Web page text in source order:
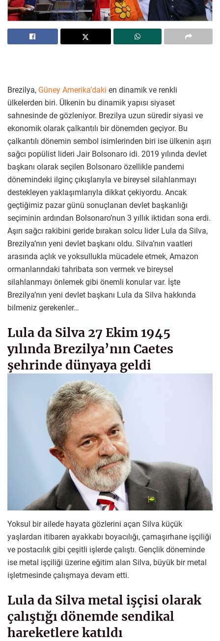
Brezilya, Güney Amerika’daki en dinamik ve renkli
ülkelerden biri. Ülkenin bu dinamik yapısı siyaset
sahnesinde de gözleniyor. Brezilya uzun süredir siyasi ve
ekonomik olarak çalkantılı bir dönemden geçiyor. Bu
çalkantılı dönemin sembol isimlerinden biri ise ülkenin aşırı
sağcı popülist lideri Jair Bolsonaro idi. 2019 yılında devlet
başkanı olarak seçilen Bolsonaro özellikle pandemi
dönemindeki ilginç çıkışlarıyla ve bireysel silahlanmayı
destekleyen yaklaşımlarıyla dikkat çekiyordu. Ancak
geçtiğimiz pazar günü sonuçlanan devlet başkanlığı
seçiminin ardından Bolsonaro’nun 3 yıllık iktidarı sona erdi.
Aşırı sağcı rakibini geride bırakan solcu lider Lula da Silva,
Brezilya’nın yeni devlet başkanı oldu. Silva’nın vaatleri
arasında açlık ve yoksullukla mücadele etmek, Amazon
ormanlarındaki tahribata son vermek ve bireysel
silahlanmayı önlemek gibi önemli konular var. İşte
Brezilya’nın yeni devlet başkanı Lula da Silva hakkında
bilmeniz gerekenler…
Lula da Silva 27 Ekim 1945
yılında Brezilya’nın Caetes
şehrinde dünyaya geldi
Yoksul bir ailede hayata gözlerini açan Silva küçük
yaşlardan itibaren ayakkabı boyacılığı, çamaşırhane işçiliği
ve postacılık gibi çeşitli işlerde çalıştı. Gençlik döneminde
ise metal işçiliği üzerine eğitim alan Silva, büyük bir metal
işletmesinde çalışmaya devam etti.
Lula da Silva metal işçisi olarak
çalıştığı dönemde sendikal
hareketlere katıldı